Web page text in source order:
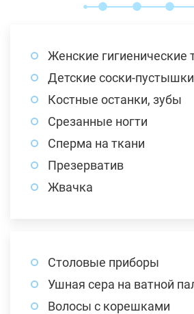
Женские гигиенические
Детские соски-пустышки
Костные останки, зубы
Срезанные ногти
Сперма на ткани
Презерватив
Жвачка
Столовые приборы
Ушная сера на ватной
Волосы с корешками